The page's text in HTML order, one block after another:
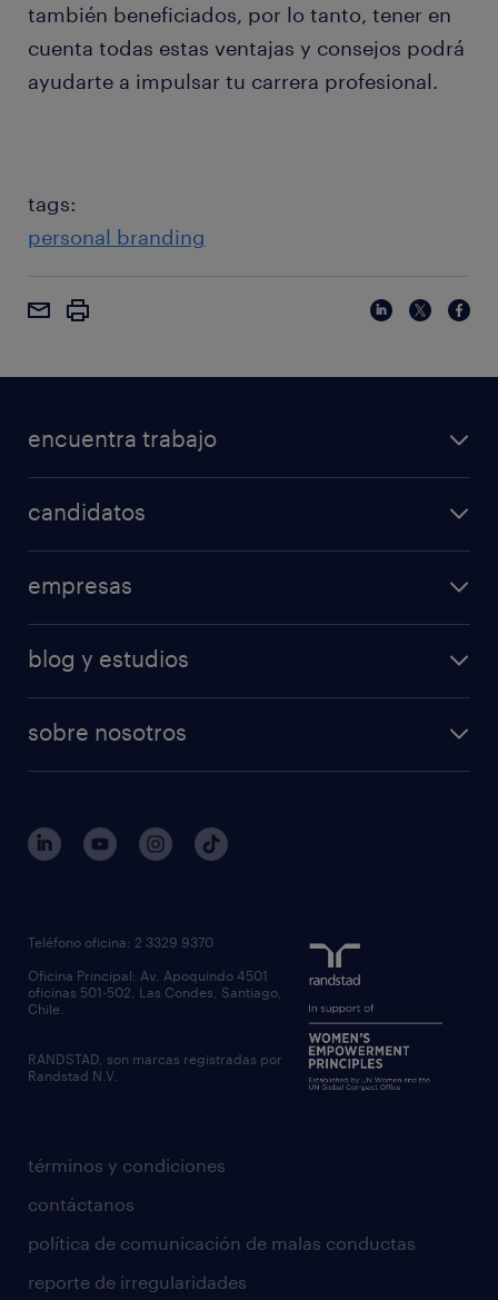
también beneficiados, por lo tanto, tener en
cuenta todas estas ventajas y consejos podrá
ayudarte a impulsar tu carrera profesional.
tags:
personal branding
encuentra trabajo
candidatos
empresas
blog y estudios
sobre nosotros
términos y condiciones
contáctanos
política de comunicación de malas conductas
reporte de irregularidades
Teléfono oficina: 2 3329 9370
Oficina Principal: Av. Apoquindo 4501
oficinas 501-502, Las Condes, Santiago,
Chile.
RANDSTAD, son marcas registradas por
Randstad N.V.